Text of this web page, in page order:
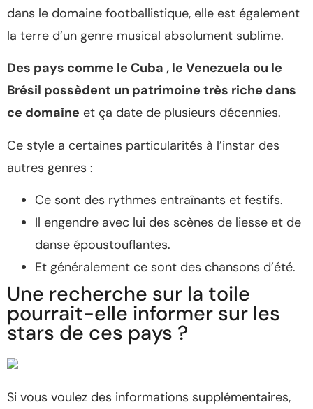
dans le domaine footballistique, elle est également
la terre d’un genre musical absolument sublime.
Des pays comme le Cuba , le Venezuela ou le
Brésil possèdent un patrimoine très riche dans
ce domaine et ça date de plusieurs décennies.
Ce style a certaines particularités à l’instar des
autres genres :
Ce sont des rythmes entraînants et festifs.
Il engendre avec lui des scènes de liesse et de
danse époustouflantes.
Et généralement ce sont des chansons d’été.
Une recherche sur la toile
pourrait-elle informer sur les
stars de ces pays ?
Si vous voulez des informations supplémentaires,